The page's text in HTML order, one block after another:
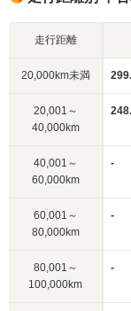
走行距離
20,000km未満
20,001～
40,000km
40,001～
60,000km
-
60,001～
80,000km
-
80,001～
100,000km
-